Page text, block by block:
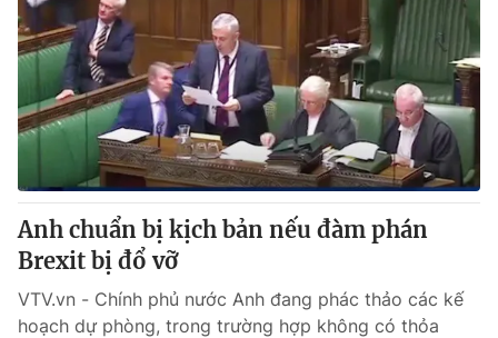
Anh chuẩn bị kịch bản nếu đàm phán
Brexit bị đổ vỡ
VTV.vn - Chính phủ nước Anh đang phác thảo các kế
hoạch dự phòng, trong trường hợp không có thỏa